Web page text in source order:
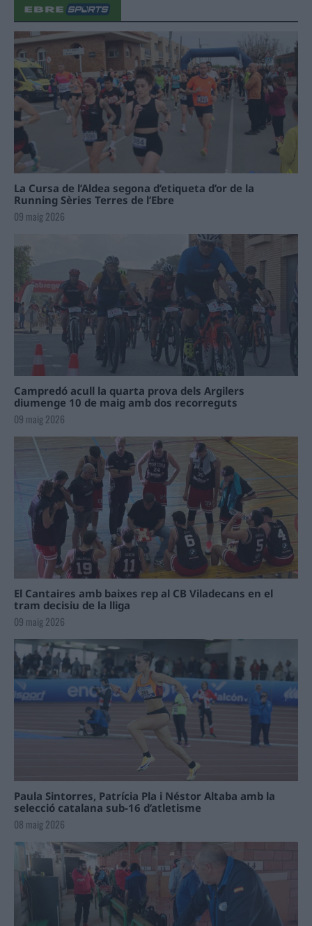
La Cursa de l’Aldea segona d’etiqueta d’or de la
Running Sèries Terres de l’Ebre
09 maig 2026
Campredó acull la quarta prova dels Argilers
diumenge 10 de maig amb dos recorreguts
09 maig 2026
El Cantaires amb baixes rep al CB Viladecans en el
tram decisiu de la lliga
09 maig 2026
Paula Sintorres, Patrícia Pla i Néstor Altaba amb la
selecció catalana sub-16 d’atletisme
08 maig 2026